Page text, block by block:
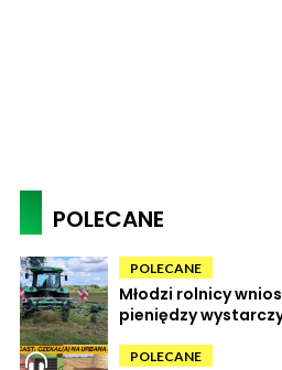
POLECANE
POLECANE
Młodzi rolnicy
pieniędzy
POLECANE